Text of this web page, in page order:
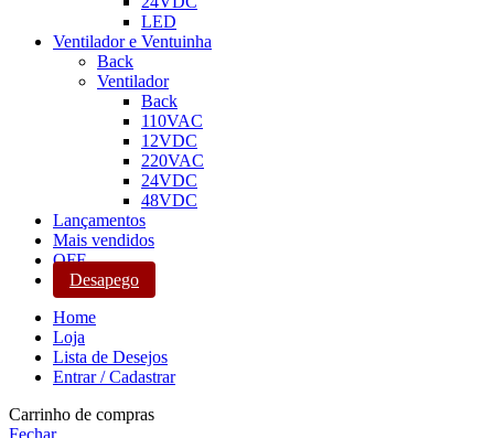
LED
Ventilador e Ventuinha
Back
Ventilador
Back
110VAC
12VDC
220VAC
24VDC
48VDC
Lançamentos
Mais vendidos
OFF
Desapego
Home
Loja
Lista de Desejos
Entrar / Cadastrar
Carrinho de compras
Fechar